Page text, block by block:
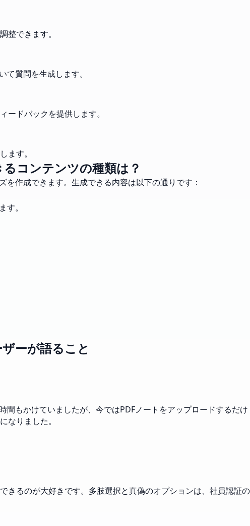
整できます。
質問を生成します。
ドバックを提供します。
ます。
コンテンツの種類は？
作成できます。生成できる内容は以下の通りです：
。
ーが語ること
もかけていましたが、今ではPDFノートをアップロードするだけ
なりました。
きるのが大好きです。多肢選択と真偽のオプションは、社員認証の